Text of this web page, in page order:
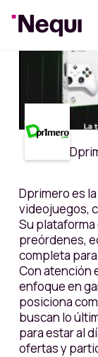
Dprimero es
videojuegos,
Su
preórdenes,
completa
Con atención
enfoque en
posiciona
buscan lo
para estar al
ofertas y